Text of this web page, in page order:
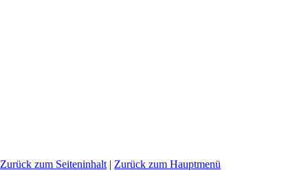
Zurück zum Seiteninhalt | Zurück zum Hauptmenü